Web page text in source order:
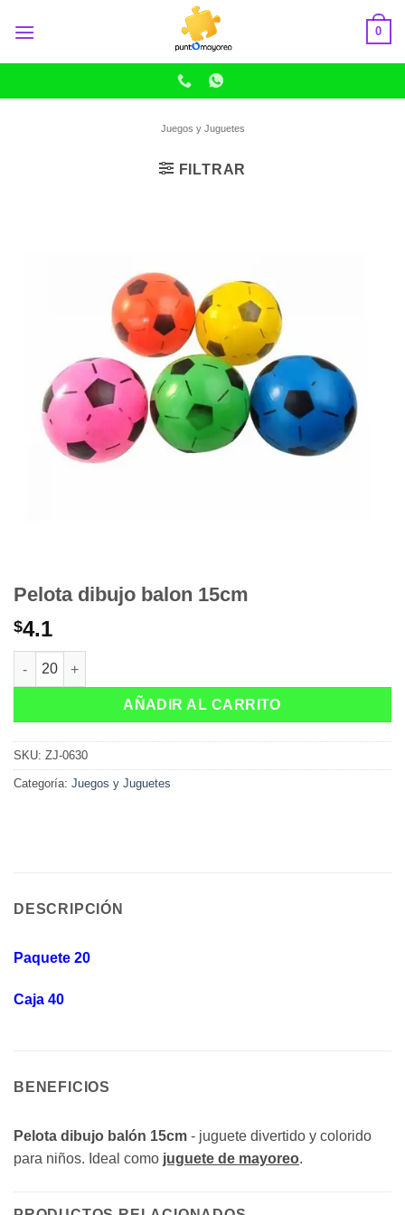
0
Juegos y Juguetes
FILTRAR
Pelota dibujo balon 15cm
$4.1
Pelota dibujo balon 15cm cantidad
AÑADIR AL CARRITO
SKU: ZJ-0630
Categoría: Juegos y Juguetes
DESCRIPCIÓN
Paquete 20
Caja 40
BENEFICIOS
Pelota dibujo balón 15cm - juguete divertido y colorido
para niños. Ideal como juguete de mayoreo.